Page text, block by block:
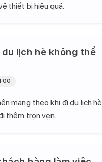
thiết bị hiệu quả.
lịch hè không thể
mang theo khi đi du lịch hè
thêm trọn vẹn.